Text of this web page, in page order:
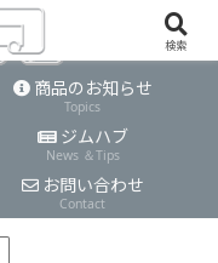
商品のお知らせ
Topics
ジムハブ
News ＆Tips
お問い合わせ
Contact
検索